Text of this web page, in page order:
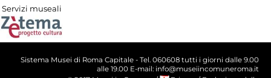
Servizi museali
Sistema Musei di Roma Capitale - Tel. 060608 tutti i giorni dalle 9.00
alle 19.00 E-mail: info@museiincomuneroma.it